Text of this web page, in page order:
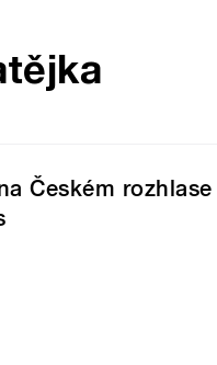
Českém rozhlase